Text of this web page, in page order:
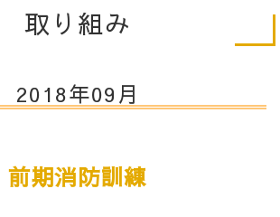
取り組み
2018年09月
前期消防訓練